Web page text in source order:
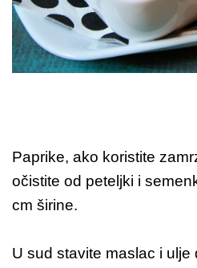
Paprike, ako koristite
očistite od peteljki i
cm širine.
U sud stavite maslac i ulje